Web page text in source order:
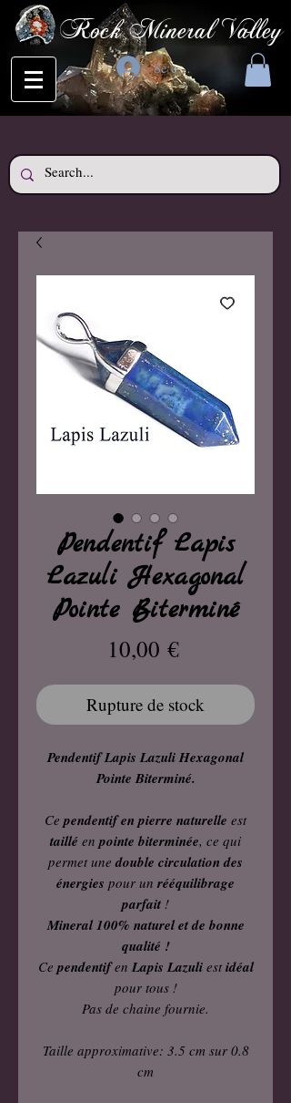
Rock Mineral Valley
Se connecter
Pendentif Lapis
Lazuli Hexagonal
Pointe Biterminé
10,00 €Prix
Rupture de stock
Pendentif Lapis Lazuli Hexagonal
Pointe Biterminé.
Ce pendentif en pierre naturelle est
taillé en pointe biterminée, ce qui
permet unedouble circulation des
énergies pour un rééquilibrage
parfait !
Mineral 100% naturel et de bonne
qualité !
Ce pendentifen Lapis Lazuliest idéal
pour tous !
Pas de chaine fournie.
Taille approximative: 3.5 cm sur 0.8
cm